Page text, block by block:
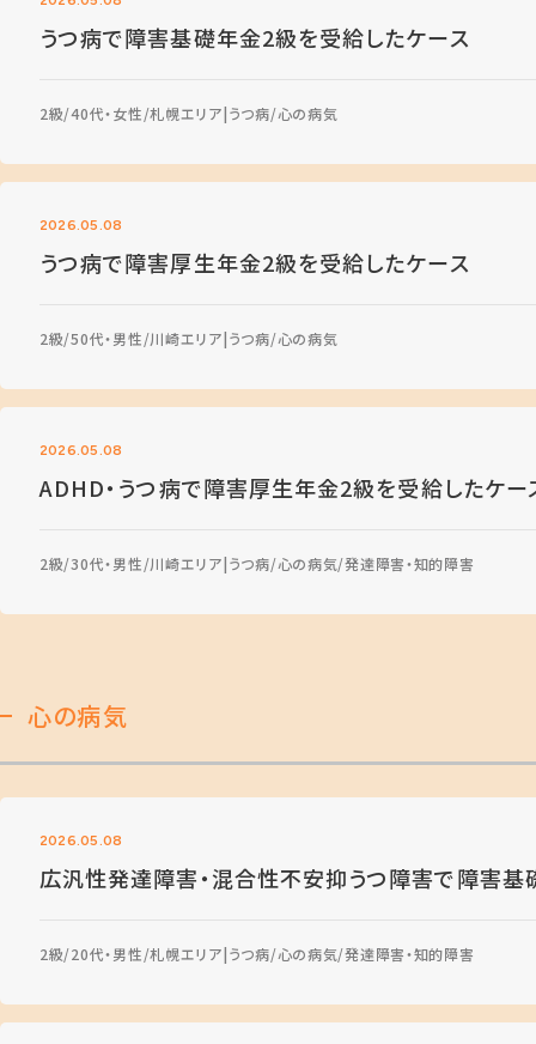
うつ病で障害基礎年金2級を受給したケース
2級 40代・女性 札幌エリア うつ病 心の病気
2026.05.08
うつ病で障害厚生年金2級を受給したケース
2級 50代・男性 川崎エリア うつ病 心の病気
2026.05.08
ADHD・うつ病で障害厚生年金2級を受給したケー
2級 30代・男性 川崎エリア うつ病 心の病気 発達障害・知的障害
心の病気
2026.05.08
広汎性発達障害・混合性不安抑うつ障害で障害
2級 20代・男性 札幌エリア うつ病 心の病気 発達障害・知的障害